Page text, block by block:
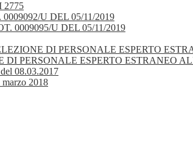
2775
U DEL 05/11/2019
0009095/U DEL 05/11/2019
DI PERSONALE ESPERTO
DI PERSONALE ESPERTO ESTRANEO
08.03.2017
2018